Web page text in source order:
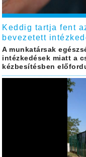
Keddig tartja fent
bevezetett
A munkatársak
intézkedések miatt a
kézbesítésben